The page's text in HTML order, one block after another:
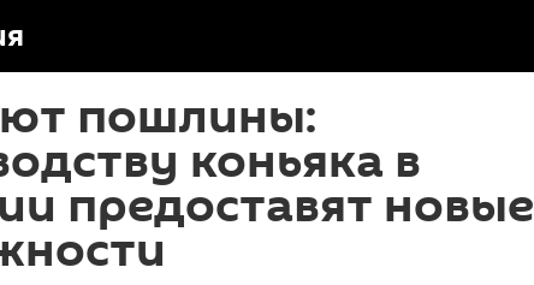
пошлины:
коньяка в
предоставят новые